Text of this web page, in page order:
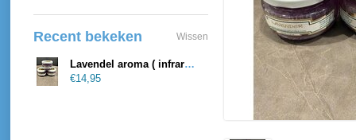
Recent bekeken Wissen
Lavendel aroma ( infrarood )sauna
€14,95